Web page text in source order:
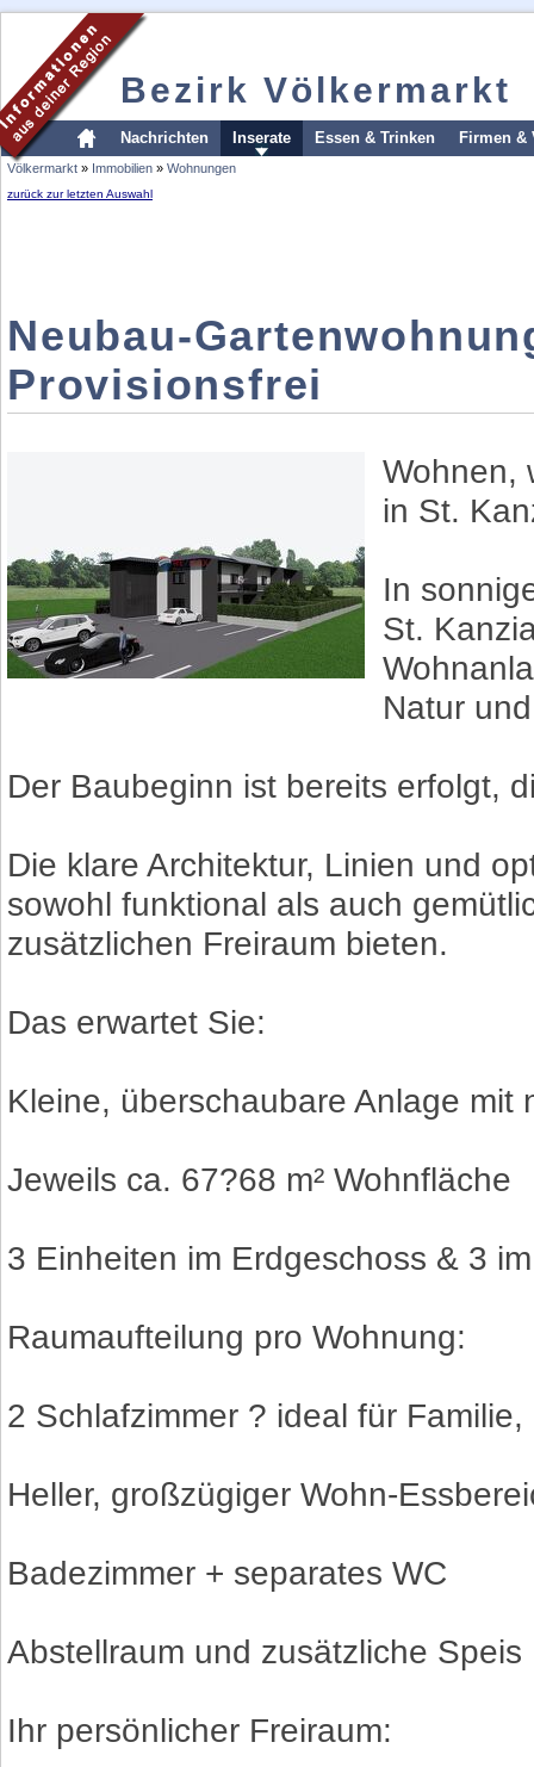
Bezirk Völkermarkt
Nachrichten Inserate Essen & Trinken Firmen &
Völkermarkt » Immobilien » Wohnungen
zurück zur letzten Auswahl
Neubau-
Provisionsfrei
Wohnen,
in St.
In
St.
Natur
Der Baubeginn ist bereits erfolgt,
Die klare Architektur, Linien und
sowohl funktional als auch
zusätzlichen Freiraum bieten.
Das erwartet Sie:
Kleine, überschaubare Anlage mit
Jeweils ca. 67?68 m² Wohnfläche
3 Einheiten im Erdgeschoss & 3
Raumaufteilung pro Wohnung:
2 Schlafzimmer ? ideal für
Heller, großzügiger Wohn-
Badezimmer + separates WC
Abstellraum und zusätzliche Speis
Ihr persönlicher Freiraum: